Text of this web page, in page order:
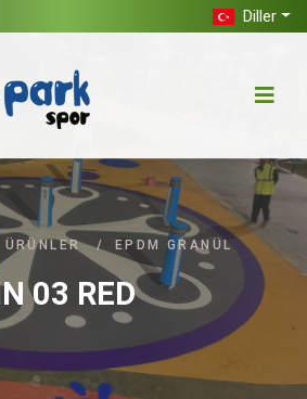
Diller
ÜRÜNLER / EPDM GRANÜL
03 RED